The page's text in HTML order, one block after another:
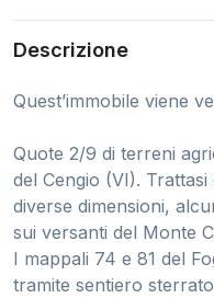
Descrizione
Quest’immobile viene
Quote 2/9 di terreni
del Cengio (VI).
diverse dimensioni,
sui versanti del Monte
I mappali 74 e 81 del
tramite sentiero